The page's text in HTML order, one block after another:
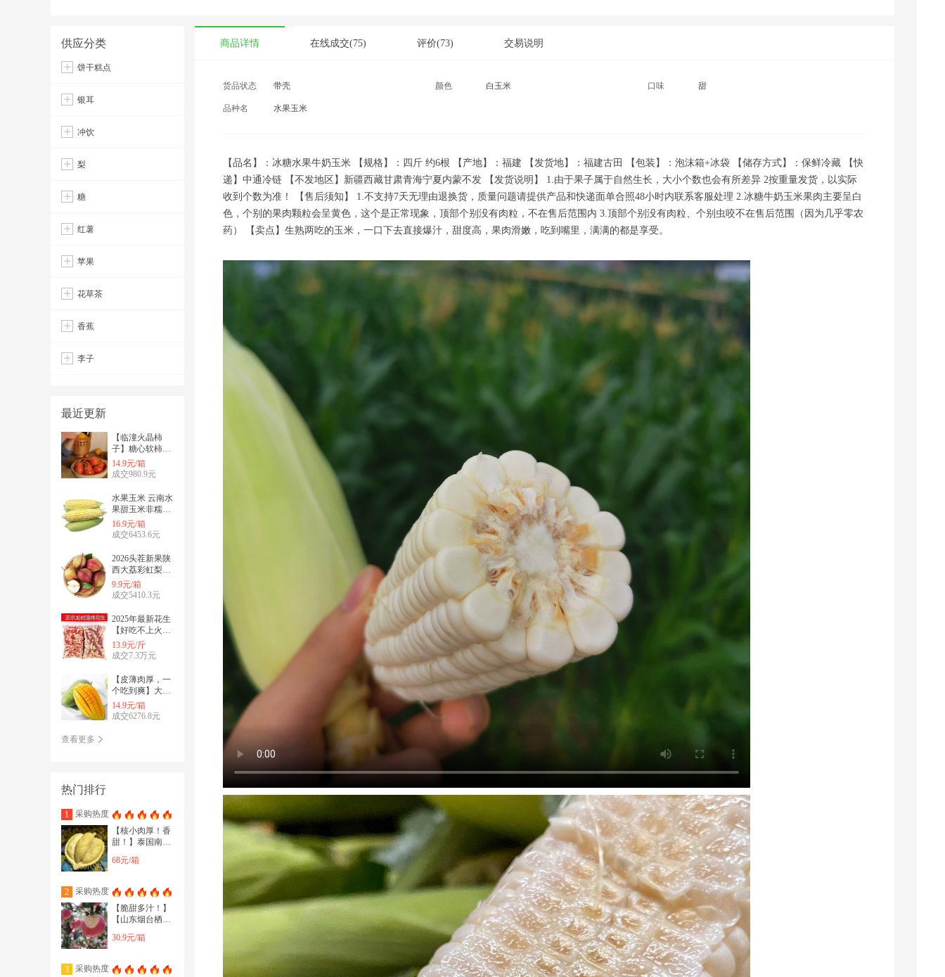
供应分类
饼干糕点
银耳
冲饮
梨
糖
红薯
苹果
花草茶
香蕉
李子
最近更新
【临潼火晶柿
子】糖心软柿子
非巧克力脆柿 4
斤新鲜水果
14.9元/箱
成交980.9元
水果玉米 云南水
果甜玉米非糯玉
米生吃甜脆
16.9元/箱
成交6453.6元
2026头茬新果陕
西大荔彩虹梨现
摘现发新鲜诱人
9.9元/箱
成交5410.3元
2025年最新花生
【好吃不上火】
原味龙岩湿烤花
生，
13.9元/斤
成交7.3万元
【皮薄肉厚，一
个吃到爽】大青
芒
14.9元/箱
成交6276.8元
查看更多
热门排行
1
采购热度
【核小肉厚！香
甜！】泰国南部
68元/箱
2
采购热度
【脆甜多汁！】
【山东烟台栖霞
品红富士苹果
30.9元/箱
3
采购热度
商品详情 在线成交(75) 评价(73) 交易说明
货品状态 带壳 颜色 白玉米 口味 甜
品种名 水果玉米
【品名】：冰糖水果牛奶玉米 【规格】：四斤 约6根 【产地】：福建 【发货地】：福建古田 【包装】：泡沫箱+冰袋 【储存方式】：保鲜冷藏 【快
递】中通冷链 【不发地区】新疆西藏甘肃青海宁夏内蒙不发 【发货说明】 1.由于果子属于自然生长，大小个数也会有所差异 2按重量发货，以实际
收到个数为准！ 【售后须知】 1.不支持7天无理由退换货，质量问题请提供产品和快递面单合照48小时内联系客服处理 2.冰糖牛奶玉米果肉主要呈白
色，个别的果肉颗粒会呈黄色，这个是正常现象，顶部个别没有肉粒，不在售后范围内 3.顶部个别没有肉粒、个别虫咬不在售后范围（因为几乎零农
药） 【卖点】生熟两吃的玉米，一口下去直接爆汁，甜度高，果肉滑嫩，吃到嘴里，满满的都是享受。